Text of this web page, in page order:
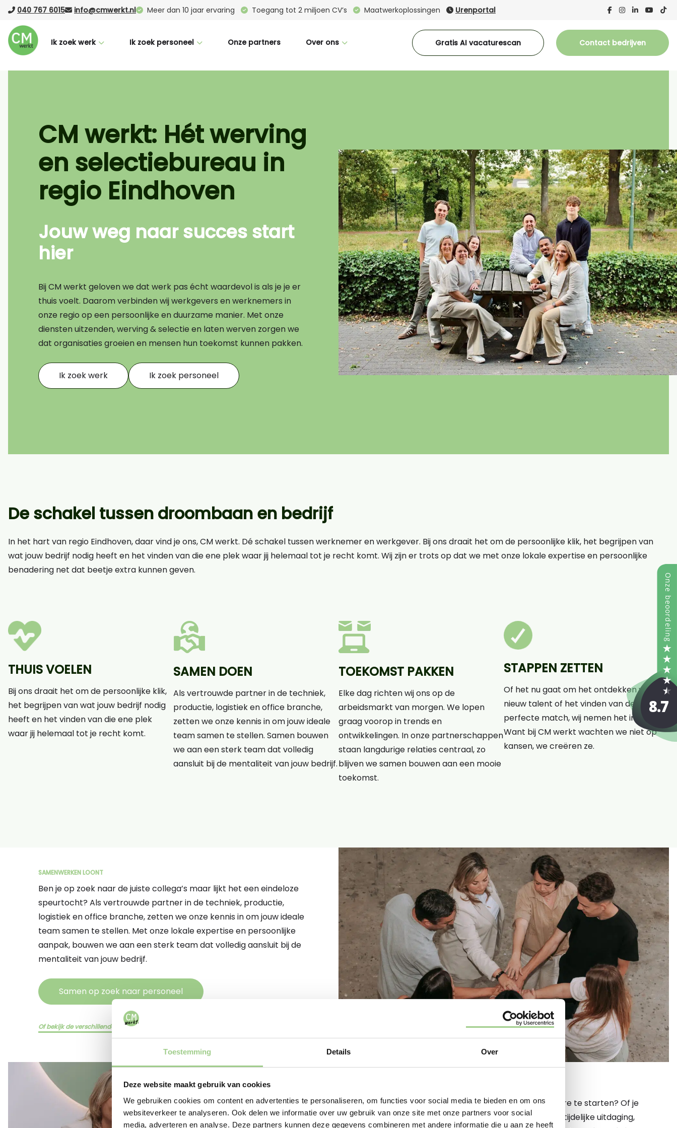
Toestemming Details Over
Deze website maakt gebruik van cookies
We gebruiken cookies om content en advertenties te personaliseren, om functies voor social media te bieden en om ons
websiteverkeer te analyseren. Ook delen we informatie over uw gebruik van onze site met onze partners voor social
media, adverteren en analyse. Deze partners kunnen deze gegevens combineren met andere informatie die u aan ze heeft
040 767 6015 info@cmwerkt.nl Meer dan 10 jaar ervaring Toegang tot 2 miljoen CV’s Maatwerkoplossingen Urenportal
Ik zoek werk
Voor werknemers
Nederlandse taalcursus
Logistiek
Office
Bouw
Transport
AI CV scan
Ik zoek personeel
Voor werkgevers
Vacature Boost
Uitzenden
Onze partners Over ons
Wie zijn wij
Downloads
Gratis AI vacaturescan Contact bedrijven
CM werkt: Hét werving
en selectiebureau in
regio Eindhoven
Jouw weg naar succes start
hier
Bij CM werkt geloven we dat werk pas écht waardevol is als je je er
thuis voelt. Daarom verbinden wij werkgevers en werknemers in
onze regio op een persoonlijke en duurzame manier. Met onze
diensten uitzenden, werving & selectie en laten werven zorgen we
dat organisaties groeien en mensen hun toekomst kunnen pakken.
Ik zoek werk Ik zoek personeel
De schakel tussen droombaan en bedrijf
In het hart van regio Eindhoven, daar vind je ons, CM werkt. Dé schakel tussen werknemer en werkgever. Bij ons draait het om de persoonlijke klik, het begrijpen van
wat jouw bedrijf nodig heeft en het vinden van die ene plek waar jij helemaal tot je recht komt. Wij zijn er trots op dat we met onze lokale expertise en persoonlijke
benadering net dat beetje extra kunnen geven.
THUIS VOELEN
Bij ons draait het om de persoonlijke klik,
het begrijpen van wat jouw bedrijf nodig
heeft en het vinden van die ene plek
waar jij helemaal tot je recht komt.
SAMEN DOEN
Als vertrouwde partner in de techniek,
productie, logistiek en office branche,
zetten we onze kennis in om jouw ideale
team samen te stellen. Samen bouwen
we aan een sterk team dat volledig
aansluit bij de mentaliteit van jouw bedrijf.
TOEKOMST PAKKEN
Elke dag richten wij ons op de
arbeidsmarkt van morgen. We lopen
graag voorop in trends en
ontwikkelingen. In onze partnerschappen
staan langdurige relaties centraal, zo
blijven we samen bouwen aan een mooie
toekomst.
STAPPEN ZETTEN
Of het nu gaat om het ontdekken van
nieuw talent of het vinden van de
perfecte match, wij nemen het initiatief.
Want bij CM werkt wachten we niet op
kansen, we creëren ze.
SAMENWERKEN LOONT
Ben je op zoek naar de juiste collega’s maar lijkt het een eindeloze
speurtocht? Als vertrouwde partner in de techniek, productie,
logistiek en office branche, zetten we onze kennis in om jouw ideale
team samen te stellen. Met onze lokale expertise en persoonlijke
aanpak, bouwen we aan een sterk team dat volledig aansluit bij de
mentaliteit van jouw bedrijf.
Samen op zoek naar personeel
Of bekijk de verschillende diensten hier
Sta je op het punt om een nieuwe fase in je carrière te starten? Of je
nu op zoek bent naar een vaste baan of juist een tijdelijke uitdaging,